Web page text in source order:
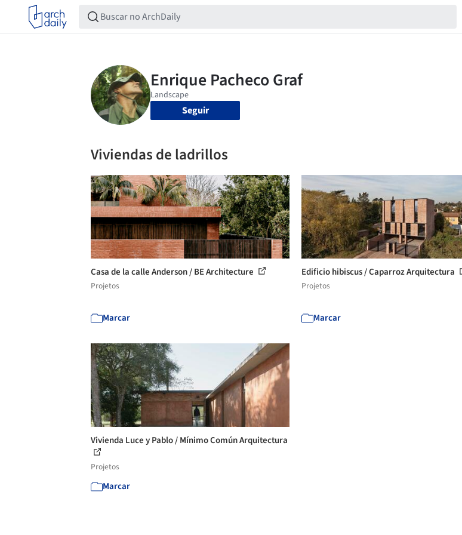
Seguir
Viviendas de ladrillos
Casa de la calle Anderson / BE Architecture
Projetos
Marcar
Edificio hibiscus / Caparroz Arquitectura
Projetos
Marcar
Vivienda Luce y Pablo / Mínimo Común Arquitectura
Projetos
Marcar